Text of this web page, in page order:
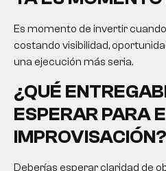
Es momento de invertir
costando visibilidad,
una ejecución más seria.
¿QUÉ
ESPERAR PARA
IMPROVISACIÓN?
Deberías esperar claridad de